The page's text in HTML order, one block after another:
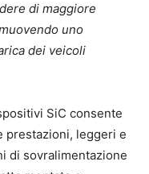
di maggiore
uno
dei veicoli
SiC consente
prestazioni, leggeri e
di sovralimentazione